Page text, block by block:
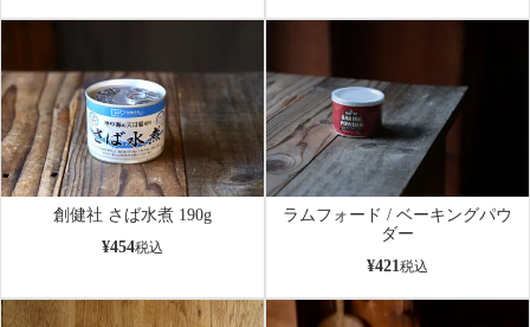
創健社 さば水煮 190g
¥454税込
ラムフォード / ベーキングパウ
ダー
¥421税込